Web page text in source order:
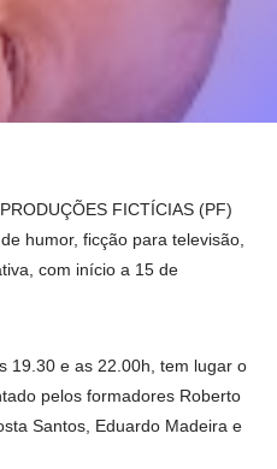
FICTÍCIAS (PF)
humor, ficção para televisão,
com início a 15 de
19.30 e as 22.00h, tem lugar o
pelos formadores Roberto
Santos, Eduardo Madeira e